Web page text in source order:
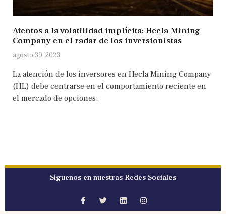
Atentos a la volatilidad implícita: Hecla Mining
Company en el radar de los inversionistas
agosto 30, 2023
La atención de los inversores en Hecla Mining Company
(HL) debe centrarse en el comportamiento reciente en
el mercado de opciones.
Síguenos en nuestras Redes Sociales